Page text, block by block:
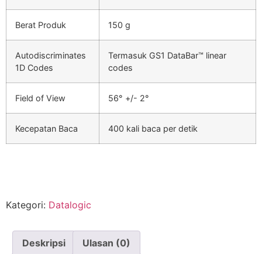
Berat Produk 150 g
Autodiscriminates
1D Codes
Termasuk GS1 DataBar™ linear
codes
Field of View 56° +/- 2°
Kecepatan Baca 400 kali baca per detik
Kategori: Datalogic
Deskripsi Ulasan (0)